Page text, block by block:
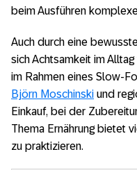
beim Ausführen
Auch durch eine
sich Achtsamkeit im
im Rahmen eines Slow-
Björn Moschinski und
Einkauf, bei der
Thema Ernährung bietet
zu praktizieren.